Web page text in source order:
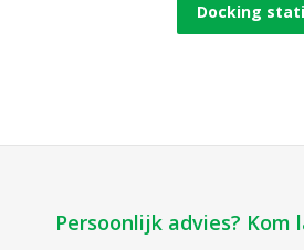
Docking
Persoonlijk advies? Kom